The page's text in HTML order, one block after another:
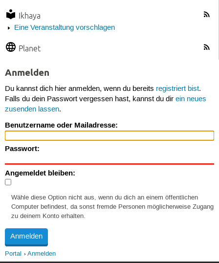
Ikhaya
Eine Veranstaltung vorschlagen
Planet
Anmelden
Du kannst dich hier anmelden, wenn du bereits registriert bist.
Falls du dein Passwort vergessen hast, kannst du dir ein neues
zusenden lassen.
Benutzername oder Mailadresse:
Passwort:
Angemeldet bleiben:
Wähle diese Option nicht aus, wenn du dich an einem öffentlichen
Computer befindest, da sonst fremde Personen möglicherweise Zugang
zu deinem Konto erhalten.
Portal Anmelden